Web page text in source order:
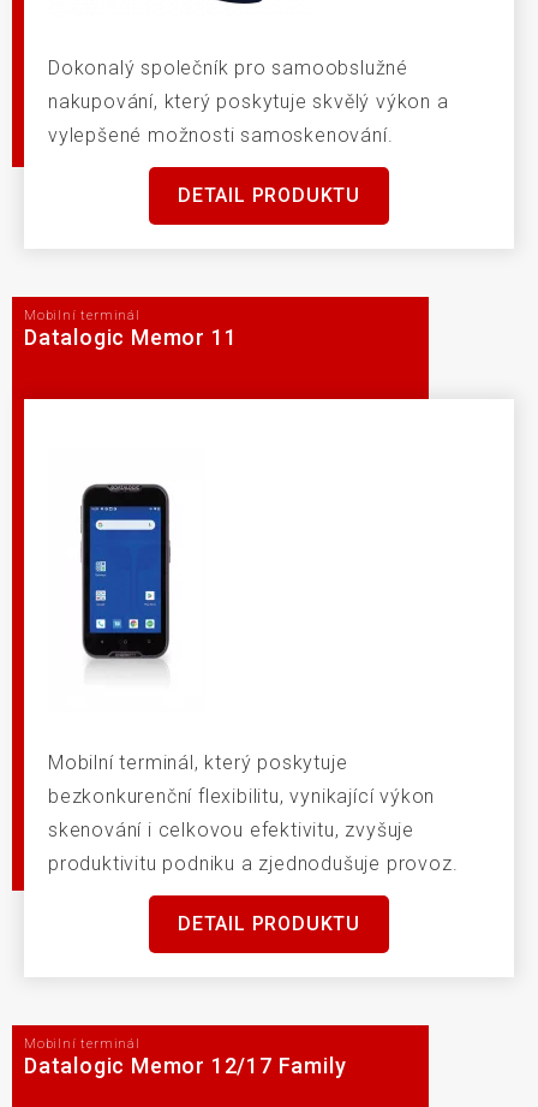
Dokonalý společník pro samoobslužné
nakupování, který poskytuje skvělý výkon a
vylepšené možnosti samoskenování.
DETAIL PRODUKTU
Mobilní terminál
Datalogic Memor 11
Mobilní terminál, který poskytuje
bezkonkurenční flexibilitu, vynikající výkon
skenování i celkovou efektivitu, zvyšuje
produktivitu podniku a zjednodušuje provoz.
DETAIL PRODUKTU
Mobilní terminál
Datalogic Memor 12/17 Family